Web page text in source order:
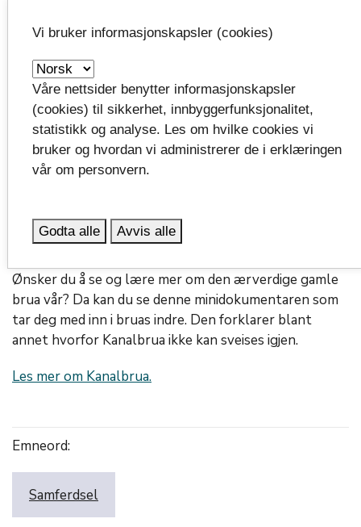
Illustrasjon som viser hvor det ble skiftet lagere.
Lasse Haugland, teamleder og bruansvarlig i
fylkeskommunen
våren. Det er foreløpig ikke planlagt flere stenginger
før til høsten, etter at sommersesongen er over.
Ønsker du å se og lære mer om den ærverdige gamle
brua vår? Da kan du se denne minidokumentaren som
tar deg med inn i bruas indre. Den forklarer blant
annet hvorfor Kanalbrua ikke kan sveises igjen.
Les mer om Kanalbrua.
Emneord:
Samferdsel
Vi bruker informasjonskapsler (cookies)
Våre nettsider benytter informasjonskapsler
(cookies) til sikkerhet, innbyggerfunksjonalitet,
statistikk og analyse. Les om hvilke cookies vi
bruker og hvordan vi administrerer de i erklæringen
vår om personvern.
Godta alle Avvis alle